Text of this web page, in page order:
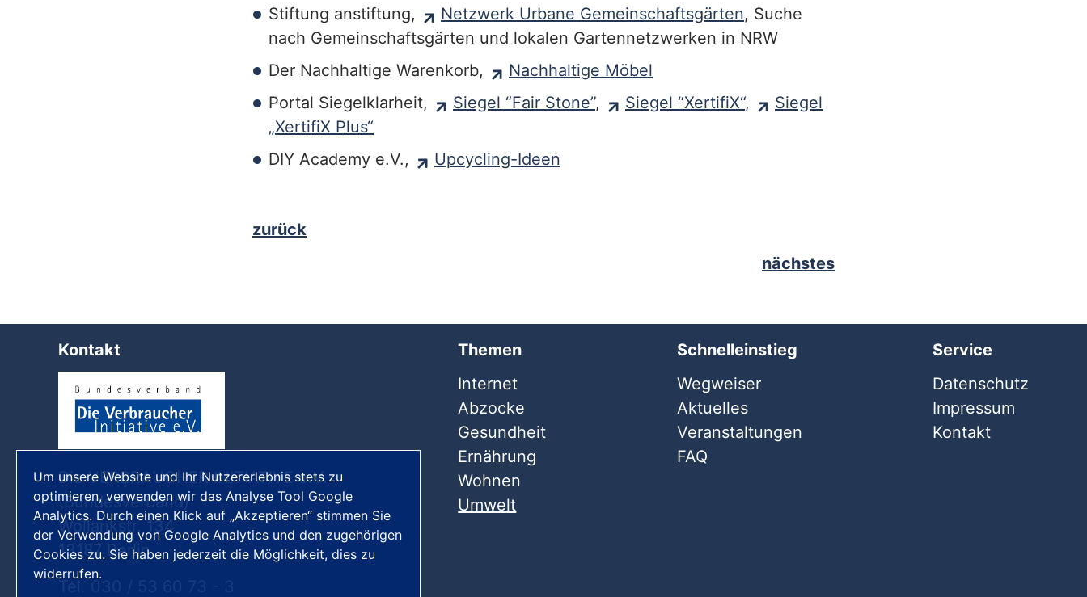
Stiftung anstiftung,
Netzwerk Urbane Gemeinschaftsgärten, Suche
nach Gemeinschaftsgärten und lokalen Gartennetzwerken in NRW
Der Nachhaltige Warenkorb,
Nachhaltige Möbel
Portal Siegelklarheit,
Siegel “Fair Stone”, Siegel “XertifiX“,
Siegel
„XertifiX Plus“
DIY Academy e.V.,
Upcycling-Ideen
zurück
nächstes
Kontakt
Die VERBRAUCHER INITIATIVE e.V.
(Bundesverband)
Wollankstr. 134
13187 Berlin
Themen
Internet
Abzocke
Gesundheit
Ernährung
Wohnen
Umwelt
Schnelleinstieg
Wegweiser
Aktuelles
Veranstaltungen
FAQ
Service
Datenschutz
Impressum
Kontakt
Um unsere Website und Ihr Nutzererlebnis stets zu
optimieren, verwenden wir das Analyse Tool Google
Analytics. Durch einen Klick auf „Akzeptieren“ stimmen Sie
der Verwendung von Google Analytics und den zugehörigen
Cookies zu. Sie haben jederzeit die Möglichkeit, dies zu
widerrufen.